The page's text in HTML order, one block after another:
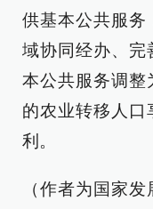
供基本公共服务
域协同经办、完
本公共服务调整
的农业转移人口
利。
（作者为国家